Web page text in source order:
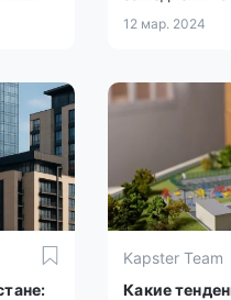
тем,
сокращения
12 мар. 2024
Kapster Team
Какие